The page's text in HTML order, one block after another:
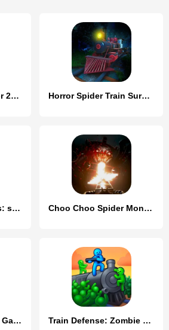
Metro Train Simulator 2023 Horror Spider Train Survival
Train Games for Kids: station Choo Choo Spider Monster Train
State Railroad: Train Game Train Defense: Zombie Game